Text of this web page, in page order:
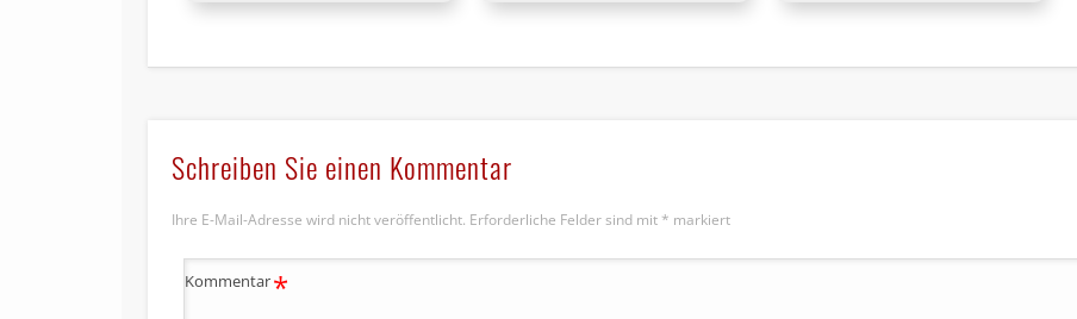
Schreiben Sie einen Kommentar
Ihre E-Mail-Adresse wird nicht veröffentlicht. Erforderliche Felder sind mit * markiert
Kommentar*